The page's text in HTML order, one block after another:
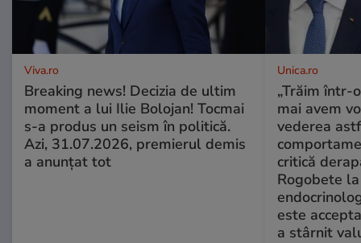
Viva.ro
Breaking news! Decizia de ultim
moment a lui Ilie Bolojan! Tocmai
s-a produs un seism în politică.
Azi, 31.07.2026, premierul demis
a anunțat tot
Unica.ro
„Trăim într-
mai avem
vederea
critică
Rogobete
este
a stârnit